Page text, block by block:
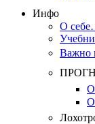
Инфо
О
Важно